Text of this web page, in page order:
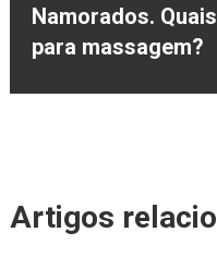
Namorados.
para massagem?
Artigos